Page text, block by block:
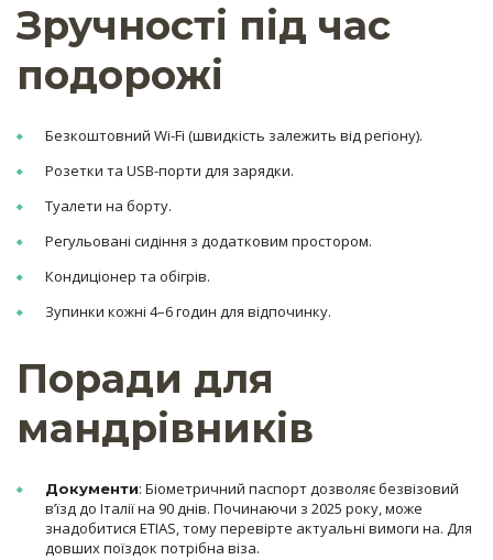
Зручності під час
подорожі
Безкоштовний Wi-Fi (швидкість залежить від регіону).
Розетки та USB-порти для зарядки.
Туалети на борту.
Регульовані сидіння з додатковим простором.
Кондиціонер та обігрів.
Зупинки кожні 4–6 годин для відпочинку.
Поради для
мандрівників
Документи: Біометричний паспорт дозволяє безвізовий
в’їзд до Італії на 90 днів. Починаючи з 2025 року, може
знадобитися ETIAS, тому перевірте актуальні вимоги на. Для
довших поїздок потрібна віза.